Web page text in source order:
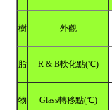
樹 外觀
脂 R & B軟化點(℃)
物 Glass轉移點(℃)